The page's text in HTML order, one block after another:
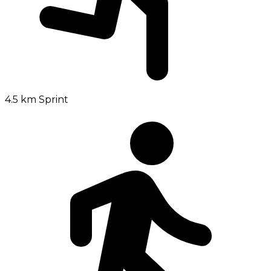
4.5 km Sprint